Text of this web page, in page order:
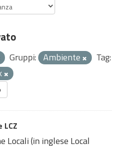
Gruppi: Ambiente
Tag:
LCZ
Locali (in inglese Local